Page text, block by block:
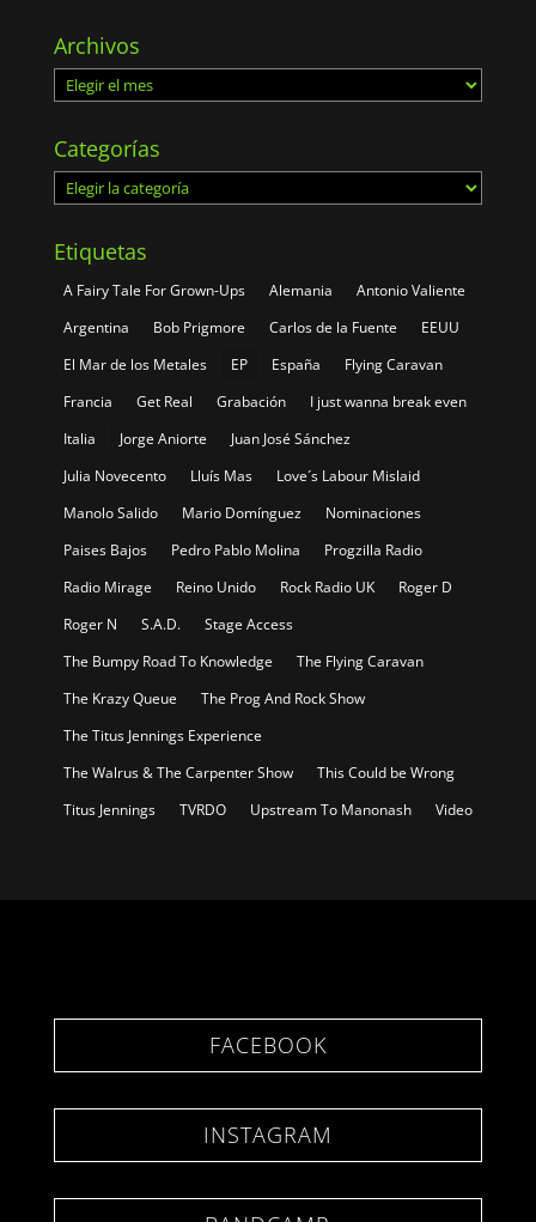
Archivos
Archivos
Categorías
Categorías
Etiquetas
A Fairy Tale For Grown-Ups Alemania
Antonio Valiente
Argentina
Bob Prigmore Carlos de la Fuente
EEUU
El Mar de los Metales
EP España
Flying Caravan
Francia
Get Real Grabación
I just wanna break even
Italia
Jorge Aniorte
Juan José Sánchez
Julia Novecento
Lluís Mas
Love´s Labour Mislaid
Manolo Salido
Mario Domínguez
Nominaciones
Paises Bajos
Pedro Pablo Molina
Progzilla Radio
Radio Mirage
Reino Unido Rock Radio UK
Roger D
Roger N
S.A.D.
Stage Access
The Bumpy Road To Knowledge
The Flying Caravan
The Krazy Queue
The Prog And Rock Show
The Titus Jennings Experience
The Walrus & The Carpenter Show
This Could be Wrong
Titus Jennings
TVRDO Upstream To Manonash Video
FACEBOOK
INSTAGRAM